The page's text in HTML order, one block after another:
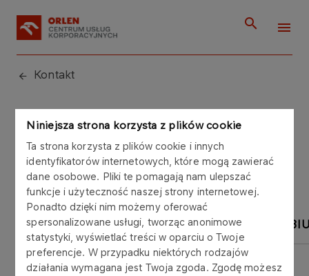
Niniejsza strona korzysta z plików cookie
Ta strona korzysta z plików cookie i innych
identyfikatorów internetowych, które mogą zawierać
dane osobowe. Pliki te pomagają nam ulepszać
funkcje i użyteczność naszej strony internetowej.
Ponadto dzięki nim możemy oferować
spersonalizowane usługi, tworząc anonimowe
statystyki, wyświetlać treści w oparciu o Twoje
preferencje. W przypadku niektórych rodzajów
działania wymagana jest Twoja zgoda. Zgodę możesz
Kontakt
Kontakt
SEKRETARIAT RZECZNIK PRASOWY